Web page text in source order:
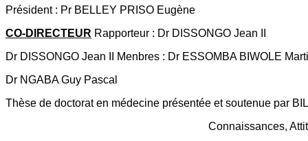
Président : Pr BELLEY PRISO Eugène
CO-DIRECTEUR Rapporteur : Dr DISSONGO Jean II
Dr DISSONGO Jean II Menbres : Dr ESSOMBA BIWOLE
Dr NGABA Guy Pascal
Thèse de doctorat en médecine présentée et soutenue par
Connaissances,